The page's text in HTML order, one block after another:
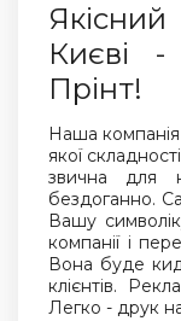
Києві
Прінт!
Наша
якої
звична для
бездоганно.
Вашу
компанії і
Вона буде
клієнтів.
Легко - друк